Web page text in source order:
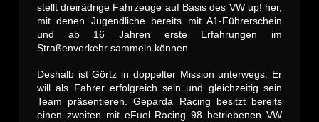
stellt dreirädrige Fahrzeuge auf Basis des VW up! her,
mit denen Jugendliche bereits mit A1-Führerschein
und ab 16 Jahren erste Erfahrungen im
Straßenverkehr sammeln können.
Deshalb ist Görtz in doppelter Mission unterwegs: Er
will als Fahrer erfolgreich sein und gleichzeitig sein
Team präsentieren. Geparda Racing besitzt bereits
einen zweiten mit eFuel Racing 98 betriebenen VW